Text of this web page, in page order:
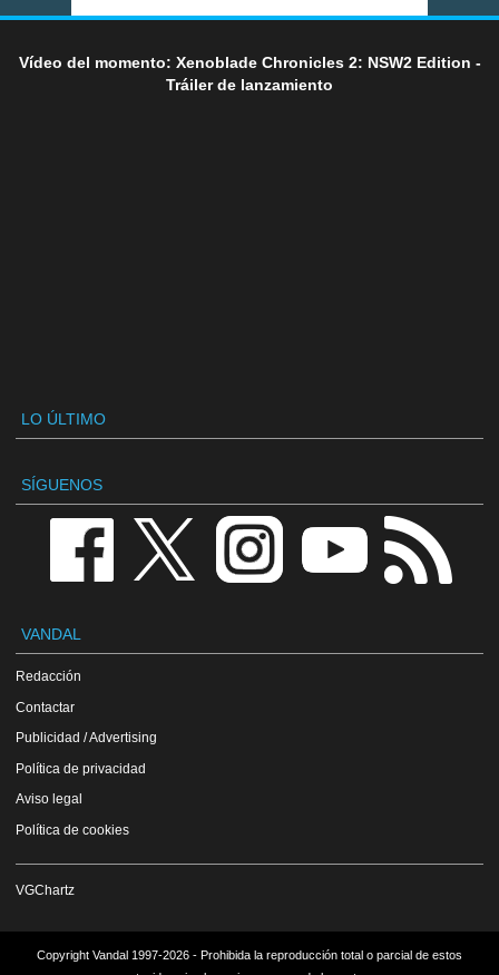
Vídeo del momento: Xenoblade Chronicles 2: NSW2 Edition -
Tráiler de lanzamiento
LO ÚLTIMO
SÍGUENOS
VANDAL
Redacción
Contactar
Publicidad / Advertising
Política de privacidad
Aviso legal
Política de cookies
VGChartz
Copyright Vandal 1997-2026 - Prohibida la reproducción total o parcial de estos